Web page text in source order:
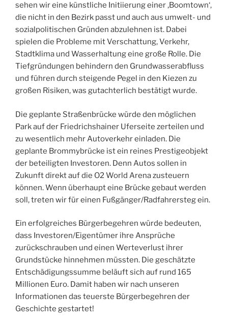
sehen wir eine künstliche Initiierung einer ‚Boomtown‘,
die nicht in den Bezirk passt und auch aus umwelt- und
sozialpolitischen Gründen abzulehnen ist. Dabei
spielen die Probleme mit Verschattung, Verkehr,
Stadtklima und Wasserhaltung eine große Rolle. Die
Tiefgründungen behindern den Grundwasserabfluss
und führen durch steigende Pegel in den Kiezen zu
großen Risiken, was gutachterlich bestätigt wurde.
Die geplante Straßenbrücke würde den möglichen
Park auf der Friedrichshainer Uferseite zerteilen und
zu wesentlich mehr Autoverkehr einladen. Die
geplante Brommybrücke ist ein reines Prestigeobjekt
der beteiligten Investoren. Denn Autos sollen in
Zukunft direkt auf die O2 World Arena zusteuern
können. Wenn überhaupt eine Brücke gebaut werden
soll, treten wir für einen Fußgänger/Radfahrersteg ein.
Ein erfolgreiches Bürgerbegehren würde bedeuten,
dass Investoren/Eigentümer ihre Ansprüche
zurückschrauben und einen Werteverlust ihrer
Grundstücke hinnehmen müssten. Die geschätzte
Entschädigungssumme beläuft sich auf rund 165
Millionen Euro. Damit haben wir nach unseren
Informationen das teuerste Bürgerbegehren der
Geschichte gestartet!